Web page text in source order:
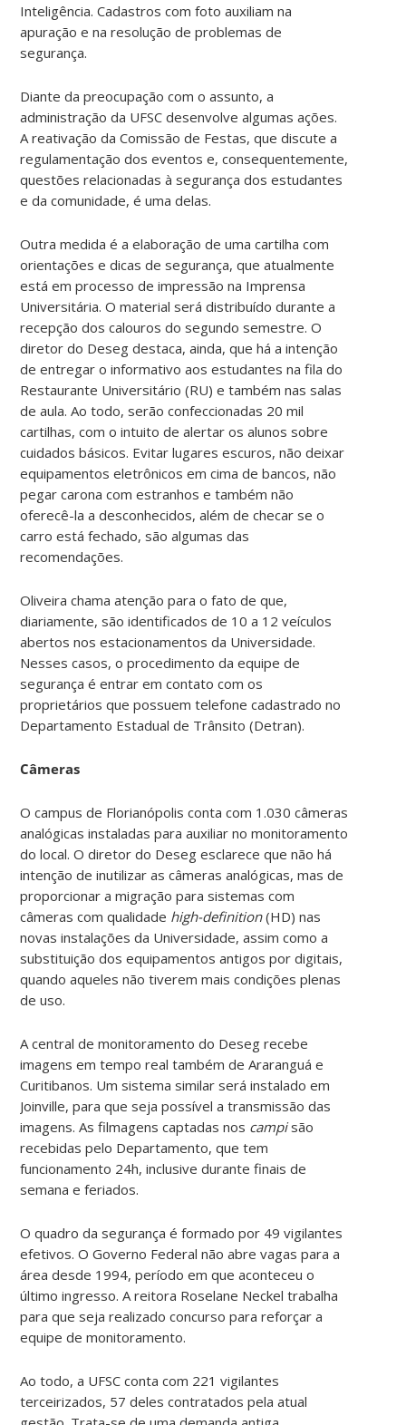
Inteligência. Cadastros com foto auxiliam na
apuração e na resolução de problemas de
segurança.
Diante da preocupação com o assunto, a
administração da UFSC desenvolve algumas ações.
A reativação da Comissão de Festas, que discute a
regulamentação dos eventos e, consequentemente,
questões relacionadas à segurança dos estudantes
e da comunidade, é uma delas.
Outra medida é a elaboração de uma cartilha com
orientações e dicas de segurança, que atualmente
está em processo de impressão na Imprensa
Universitária. O material será distribuído durante a
recepção dos calouros do segundo semestre. O
diretor do Deseg destaca, ainda, que há a intenção
de entregar o informativo aos estudantes na fila do
Restaurante Universitário (RU) e também nas salas
de aula. Ao todo, serão confeccionadas 20 mil
cartilhas, com o intuito de alertar os alunos sobre
cuidados básicos. Evitar lugares escuros, não deixar
equipamentos eletrônicos em cima de bancos, não
pegar carona com estranhos e também não
oferecê-la a desconhecidos, além de checar se o
carro está fechado, são algumas das
recomendações.
Oliveira chama atenção para o fato de que,
diariamente, são identificados de 10 a 12 veículos
abertos nos estacionamentos da Universidade.
Nesses casos, o procedimento da equipe de
segurança é entrar em contato com os
proprietários que possuem telefone cadastrado no
Departamento Estadual de Trânsito (Detran).
Câmeras
O campus de Florianópolis conta com 1.030 câmeras
analógicas instaladas para auxiliar no monitoramento
do local. O diretor do Deseg esclarece que não há
intenção de inutilizar as câmeras analógicas, mas de
proporcionar a migração para sistemas com
câmeras com qualidade high-definition(HD) nas
novas instalações da Universidade, assim como a
substituição dos equipamentos antigos por digitais,
quando aqueles não tiverem mais condições plenas
de uso.
A central de monitoramento do Deseg recebe
imagens em tempo real também de Araranguá e
Curitibanos. Um sistema similar será instalado em
Joinville, para que seja possível a transmissão das
imagens. As filmagens captadas nos campisão
recebidas pelo Departamento, que tem
funcionamento 24h, inclusive durante finais de
semana e feriados.
O quadro da segurança é formado por 49 vigilantes
efetivos. O Governo Federal não abre vagas para a
área desde 1994, período em que aconteceu o
último ingresso. A reitora Roselane Neckel trabalha
para que seja realizado concurso para reforçar a
equipe de monitoramento.
Ao todo, a UFSC conta com 221 vigilantes
terceirizados, 57 deles contratados pela atual